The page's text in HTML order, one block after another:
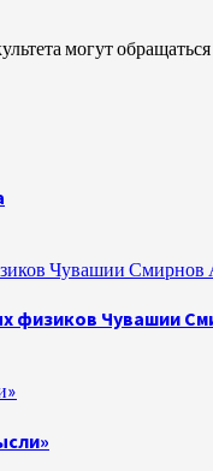
могут
Чувашии Смирнов
Чувашии